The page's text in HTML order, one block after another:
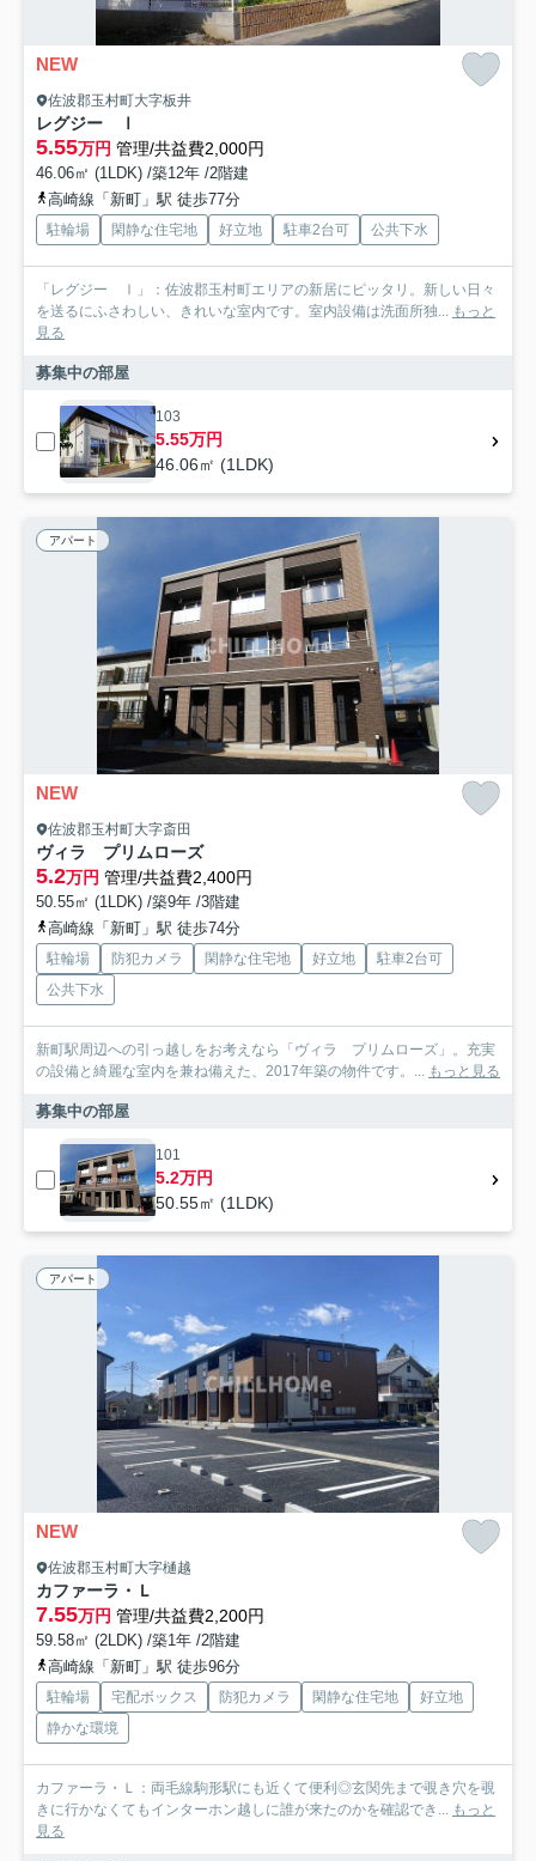
NEW
佐波郡玉村町大字板井
レグジー Ⅰ
5.55万円 管理/共益費2,000円
46.06㎡ (1LDK) /築12年 /2階建
高崎線「新町」駅 徒歩77分
駐輪場 閑静な住宅地 好立地 駐車2台可 公共下水
「レグジー Ⅰ」：佐波郡玉村町エリアの新居にピッタリ。新しい日々
を送るにふさわしい、きれいな室内です。室内設備は洗面所独... もっと
見る
募集中の部屋
103
5.55万円
46.06㎡ (1LDK)
アパート
NEW
佐波郡玉村町大字斎田
ヴィラ プリムローズ
5.2万円 管理/共益費2,400円
50.55㎡ (1LDK) /築9年 /3階建
高崎線「新町」駅 徒歩74分
駐輪場 防犯カメラ 閑静な住宅地 好立地
駐車2台可
公共下水
新町駅周辺への引っ越しをお考えなら「ヴィラ プリムローズ」。充実
の設備と綺麗な室内を兼ね備えた、2017年築の物件です。... もっと見る
募集中の部屋
101
5.2万円
50.55㎡ (1LDK)
アパート
NEW
佐波郡玉村町大字樋越
カファーラ・Ｌ
7.55万円 管理/共益費2,200円
59.58㎡ (2LDK) /築1年 /2階建
高崎線「新町」駅 徒歩96分
駐輪場 宅配ボックス 防犯カメラ 閑静な住宅地
好立地
静かな環境
カファーラ・Ｌ：両毛線駒形駅にも近くて便利◎玄関先まで覗き穴を覗
きに行かなくてもインターホン越しに誰が来たのかを確認でき... もっと
見る